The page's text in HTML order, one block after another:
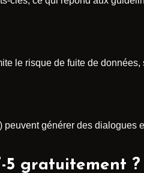
le risque de fuite de données,
générer des dialogues
5 gratuitement ?